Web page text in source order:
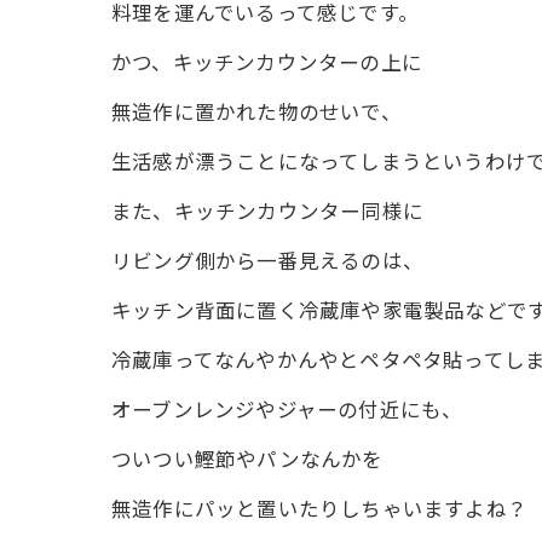
料理を運んでいるって感じです。
かつ、キッチンカウンターの上に
無造作に置かれた物のせいで、
生活感が漂うことになってしまうというわけで
また、キッチンカウンター同様に
リビング側から一番見えるのは、
キッチン背面に置く冷蔵庫や家電製品などで
冷蔵庫ってなんやかんやとペタペタ貼ってしま
オーブンレンジやジャーの付近にも、
ついつい鰹節やパンなんかを
無造作にパッと置いたりしちゃいますよね？